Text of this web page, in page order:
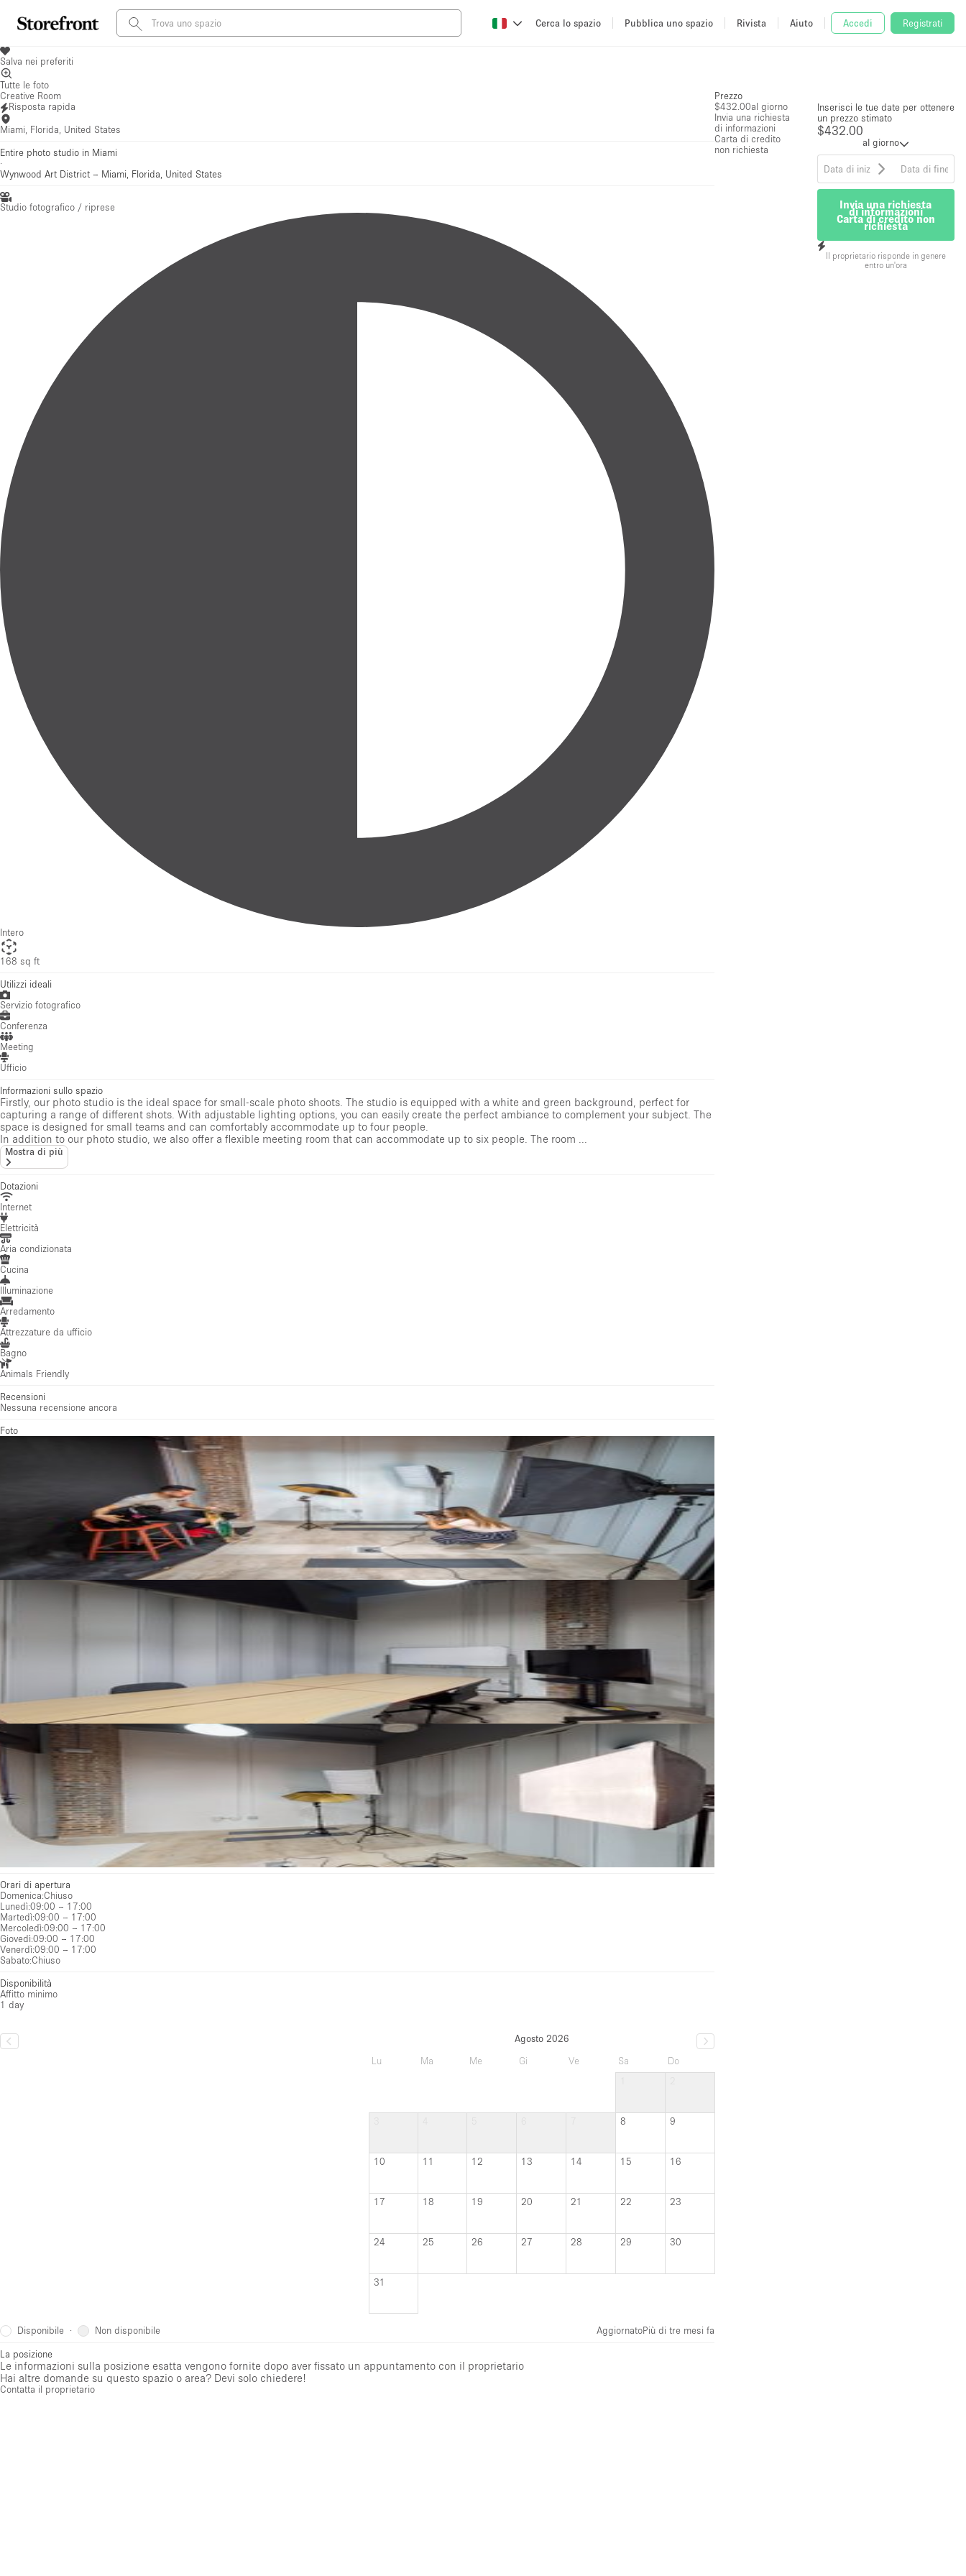
Cerca lo spazio Pubblica uno spazio Rivista Aiuto Accedi Registrati
Salva nei preferiti
Tutte le foto
Inserisci le tue date per ottenere
un prezzo stimato
$432.00
al giorno
Invia una richiesta
di informazioni
Carta di credito non
richiesta
Il proprietario risponde in genere
entro un'ora
Prezzo
$432.00al giorno
Invia una richiesta
di informazioni
Carta di credito
non richiesta
Creative Room
Risposta rapida
Miami, Florida, United States
Entire photo studio in Miami
·
Wynwood Art District – Miami, Florida, United States
Studio fotografico / riprese
Intero
168 sq ft
Utilizzi ideali
Servizio fotografico
Conferenza
Meeting
Ufficio
Informazioni sullo spazio
Firstly, our photo studio is the ideal space for small-scale photo shoots. The studio is equipped with a white and green background, perfect for
capturing a range of different shots. With adjustable lighting options, you can easily create the perfect ambiance to complement your subject. The
space is designed for small teams and can comfortably accommodate up to four people.
In addition to our photo studio, we also offer a flexible meeting room that can accommodate up to six people. The room ...
Mostra di più
Dotazioni
Internet
Elettricità
Aria condizionata
Cucina
Illuminazione
Arredamento
Attrezzature da ufficio
Bagno
Animals Friendly
Recensioni
Nessuna recensione ancora
Foto
Orari di apertura
Domenica:Chiuso
Lunedì:09:00 – 17:00
Martedì:09:00 – 17:00
Mercoledì:09:00 – 17:00
Giovedì:09:00 – 17:00
Venerdì:09:00 – 17:00
Sabato:Chiuso
Disponibilità
Affitto minimo
1 day
Agosto 2026
Lu
Ma Me Gi Ve Sa
Do
8 9
10 11 12 13 14 15 16
17 18 19 20 21 22 23
24 25 26 27 28 29 30
31
Disponibile · Non disponibile AggiornatoPiù di tre mesi fa
La posizione
Le informazioni sulla posizione esatta vengono fornite dopo aver fissato un appuntamento con il proprietario
Hai altre domande su questo spazio o area? Devi solo chiedere!
Contatta il proprietario